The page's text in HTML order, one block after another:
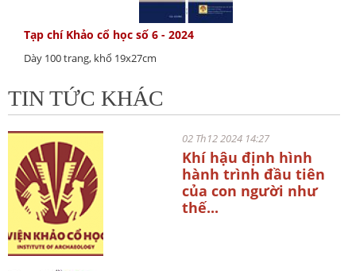
Tạp chí Khảo cổ học số 6 - 2024
Dày 100 trang, khổ 19x27cm
TIN TỨC KHÁC
02 Th12 2024 14:27
Khí hậu định hình
hành trình đầu tiên
của con người như
thế...